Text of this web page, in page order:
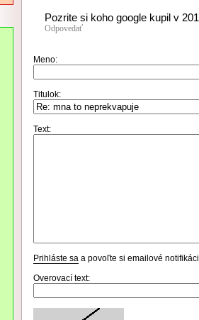
Pozrite si koho google kupil v
Odpovedať
Meno:
Titulok:
Text:
Prihláste sa a povoľte si emailové
Overovací text: